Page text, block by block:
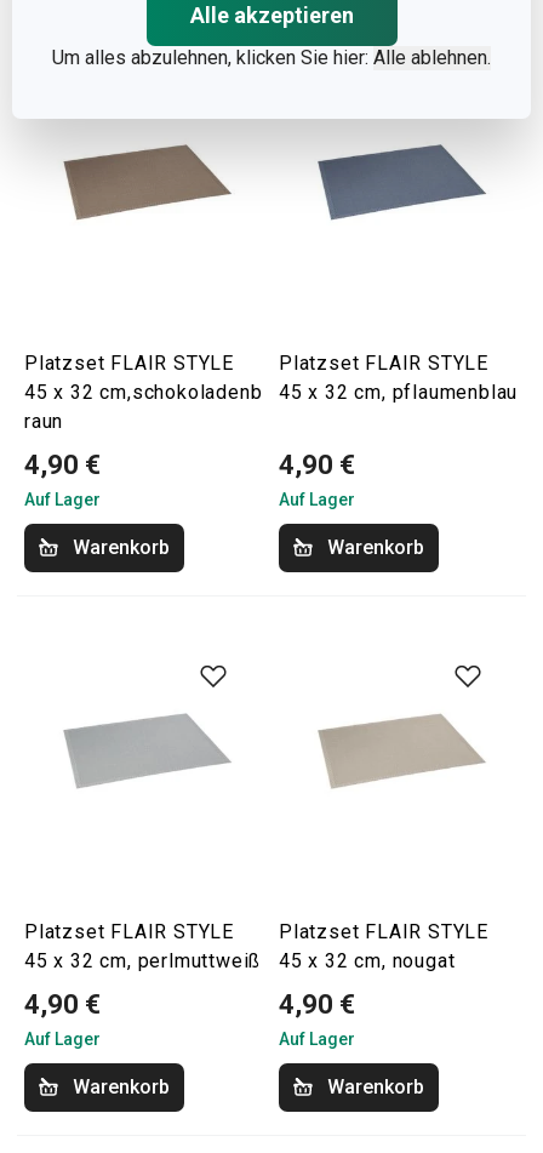
Alle akzeptieren
Um alles abzulehnen, klicken Sie hier: Alle ablehnen.
Platzset FLAIR STYLE
45 x 32 cm,schokoladenb
raun
4,90 €
Auf Lager
Warenkorb
Platzset FLAIR STYLE
45 x 32 cm, pflaumenblau
4,90 €
Auf Lager
Warenkorb
Platzset FLAIR STYLE
45 x 32 cm, perlmuttweiß
4,90 €
Auf Lager
Warenkorb
Platzset FLAIR STYLE
45 x 32 cm, nougat
4,90 €
Auf Lager
Warenkorb